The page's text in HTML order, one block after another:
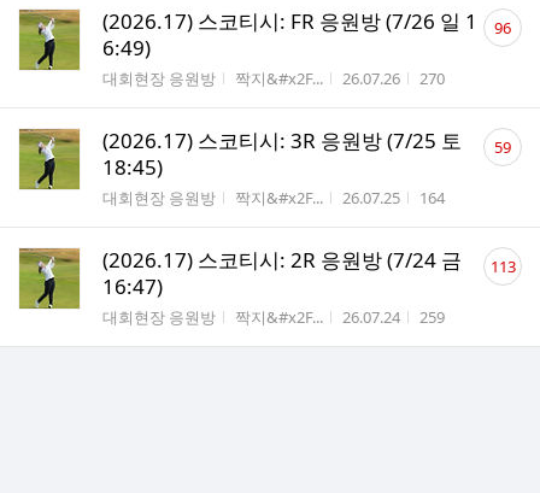
(2026.17) 스코티시: FR 응원방 (7/26 일 1
6:49)
게시판명
대회현장 응원방 작성자
짝지&#x2F... 작성시간
26.07.26 조회수
270
댓
글96
(2026.17) 스코티시: 3R 응원방 (7/25 토
18:45)
게시판명
대회현장 응원방 작성자
짝지&#x2F... 작성시간
26.07.25 조회수
164
댓
글59
(2026.17) 스코티시: 2R 응원방 (7/24 금
16:47)
게시판명
대회현장 응원방 작성자
짝지&#x2F... 작성시간
26.07.24 조회수
259
댓
글113